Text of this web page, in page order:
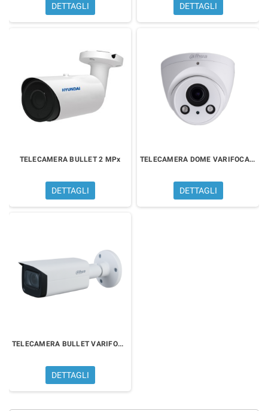
DETTAGLI DETTAGLI
TELECAMERA BULLET 2 MPx
DETTAGLI
TELECAMERA DOME VARIFOCALE 2 MPx
DETTAGLI
TELECAMERA BULLET VARIFOCALE 2 MPx
DETTAGLI